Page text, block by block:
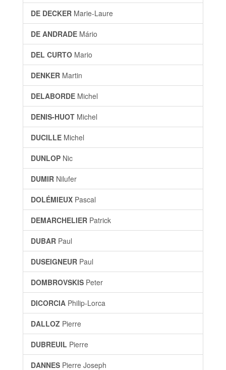
DE DECKER Marie-Laure
DE ANDRADE Mário
DEL CURTO Mario
DENKER Martin
DELABORDE Michel
DENIS-HUOT Michel
DUCILLE Michel
DUNLOP Nic
DUMIR Nilufer
DOLÉMIEUX Pascal
DEMARCHELIER Patrick
DUBAR Paul
DUSEIGNEUR Paul
DOMBROVSKIS Peter
DICORCIA Philip-Lorca
DALLOZ Pierre
DUBREUIL Pierre
DANNES Pierre Joseph